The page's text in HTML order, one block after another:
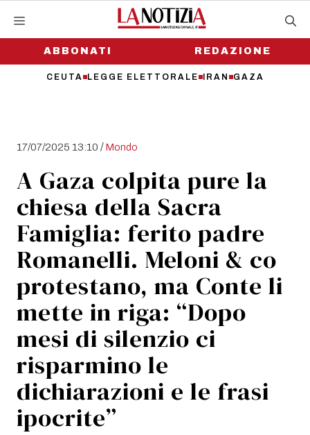
contenutoABBONATI
CEUTA LEGGE ELETTORALE IRAN GAZA
REDAZIONE
17/07/2025 13:10 /Mondo
A Gaza colpita pure la
chiesa della Sacra
Famiglia: ferito padre
Romanelli. Meloni & co
protestano, ma Conte li
mette in riga: “Dopo
mesi di silenzio ci
risparmino le
dichiarazioni e le frasi
ipocrite”